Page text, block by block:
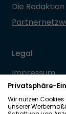
Die Redaktion
Legal
Impressum
Datenschutz
Allgemeine